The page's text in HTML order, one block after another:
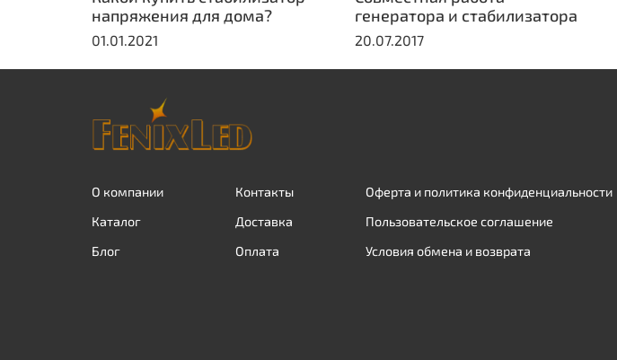
напряжения для дома?
01.01.2021
генератора и стабилизатора
20.07.2017
О компании
Каталог
Блог
Контакты
Доставка
Оплата
Оферта и политика конфиденциальности
Пользовательское соглашение
Условия обмена и возврата